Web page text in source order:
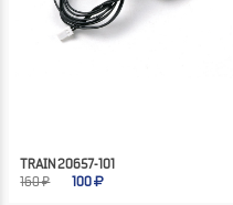
TRAIN 20657-101
160 ₽
100